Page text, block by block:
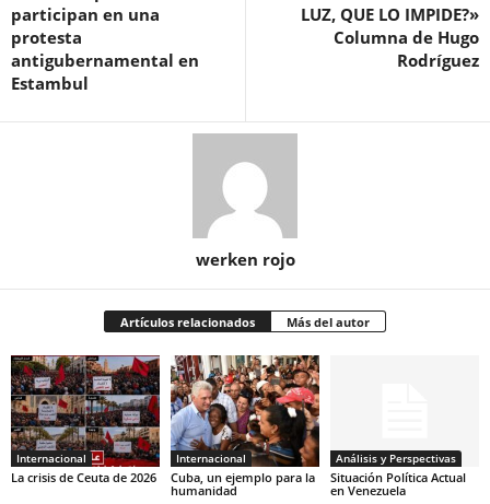
participan en una
protesta
antigubernamental en
Estambul
LUZ, QUE LO IMPIDE?»
Columna de Hugo
Rodríguez
werken rojo
Artículos relacionados Más del autor
Internacional
La crisis de Ceuta de 2026
Internacional
Cuba, un ejemplo para la
humanidad
Análisis y Perspectivas
Situación Política Actual
en Venezuela